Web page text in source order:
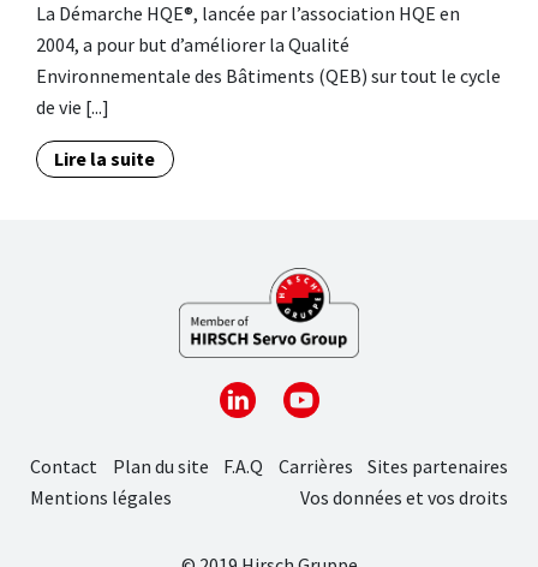
La Démarche HQE®, lancée par l’association HQE en
2004, a pour but d’améliorer la Qualité
Environnementale des Bâtiments (QEB) sur tout le cycle
de vie [...]
Lire la suite
Contact Plan du site F.A.Q Carrières
Sites partenaires
Mentions légales
Vos données et vos droits